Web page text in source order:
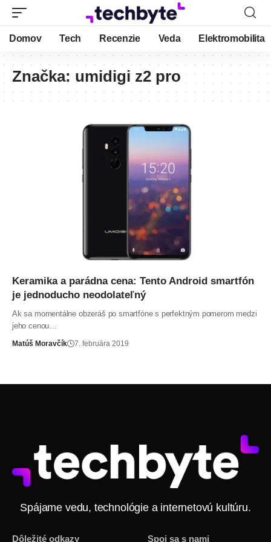
Domov Tech Recenzie Veda Elektromobilita
Značka: umidigi z2 pro
Keramika a parádna cena: Tento Android smartfón
je jednoducho neodolateľný
Ak sa momentálne obzeráš po smartfóne s perfektným pomerom medzi
jeho cenou…
Matúš Moravčík 7. februára 2019
Spájame vedu, technológie a internetovú kultúru.
Dôležité odkazy Spoj sa s nami